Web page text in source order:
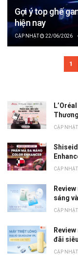
Gợi ý top ghế
hiện nay
22/06/2026
1
sáng
đãi